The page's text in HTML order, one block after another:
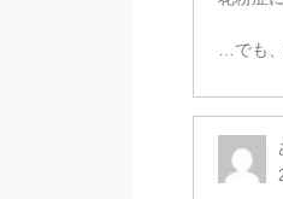
…でも